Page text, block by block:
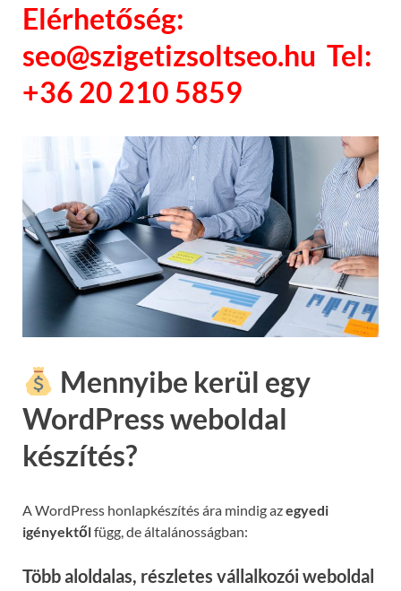
Elérhetőség:
seo@szigetizsoltseo.hu Tel:
+36 20 210 5859
Mennyibe kerül egy
WordPress weboldal
készítés?
A WordPress honlapkészítés ára mindig azegyedi
igényektőlfügg, de általánosságban:
Több aloldalas, részletes vállalkozói weboldal